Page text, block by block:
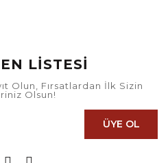
LİSTESİ
Olun, Fırsatlardan İlk Sizin
Olsun!
ÜYE OL